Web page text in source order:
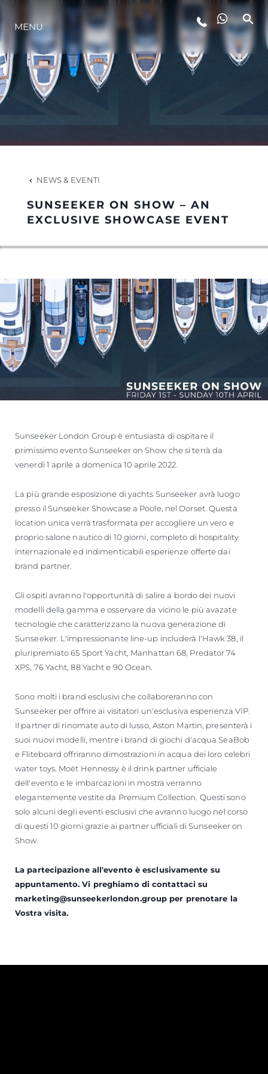
LIFESTYLE
INNOVAZIONE
MENU
NEWS & EVENTI
SUNSEEKER ON SHOW – AN
EXCLUSIVE SHOWCASE EVENT
Sunseeker London Group è entusiasta di ospitare il
primissimo evento Sunseeker on Show che si terrà da
venerdì 1 aprile a domenica 10 aprile 2022.
La più grande esposizione di yachts Sunseeker avrà luogo
presso il Sunseeker Showcase a Poole, nel Dorset. Questa
location unica verrà trasformata per accogliere un vero e
proprio salone nautico di 10 giorni, completo di hospitality
internazionale ed indimenticabili esperienze offerte dai
brand partner.
Gli ospiti avranno l'opportunità di salire a bordo dei nuovi
modelli della gamma e osservare da vicino le più avazate
tecnologie che caratterizzano la nuova generazione di
Sunseeker. L'impressionante line-up includerà l'Hawk 38, il
pluripremiato 65 Sport Yacht, Manhattan 68, Predator 74
XPS, 76 Yacht, 88 Yacht e 90 Ocean.
Sono molti i brand esclusivi che collaboreranno con
Sunseeker per offrire ai visitatori un'esclusiva esperienza VIP.
Il partner di rinomate auto di lusso, Aston Martin, presenterà i
suoi nuovi modelli, mentre i brand di giochi d'acqua SeaBob
e Fliteboard offriranno dimostrazioni in acqua dei loro celebri
water toys. Moët Hennessy è il drink partner ufficiale
dell'evento e le imbarcazioni in mostra verranno
elegantemente vestite da Premium Collection. Questi sono
solo alcuni degli eventi esclusivi che avranno luogo nel corso
di questi 10 giorni grazie ai partner ufficiali di Sunseeker on
Show.
La partecipazione all'evento è esclusivamente su
appuntamento. Vi preghiamo di contattaci su
marketing@sunseekerlondon.group per prenotare la
Vostra visita.